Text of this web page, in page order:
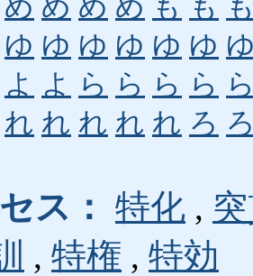
め め め め も も
ゆ ゆ ゆ ゆ ゆ ゆ
よ よ ら ら ら ら
れ れ れ れ れ ろ
ス： 特化 ,
, 特権 , 特効